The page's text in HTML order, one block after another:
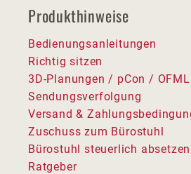
Produkthinweise
Bedienungsanleitungen
Richtig sitzen
3D-Planungen / pCon / OFML
Sendungsverfolgung
Versand &
Zuschuss zum Bürostuhl
Bürostuhl steuerlich absetzen
Ratgeber